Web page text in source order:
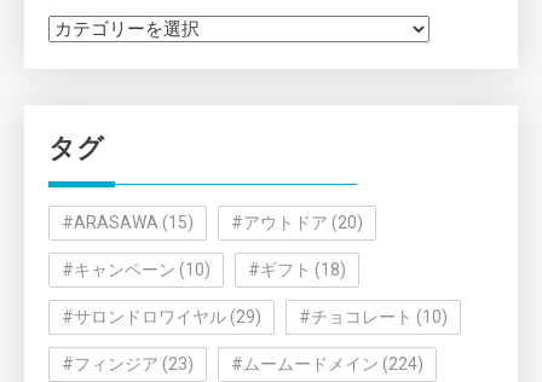
カ
ー
タグ
#ARASAWA (15) #アウトドア (20)
#キャンペーン (10) #ギフト (18)
#サロンドロワイヤル (29) #チョコレート (10)
#フィンジア (23) #ムームードメイン (224)